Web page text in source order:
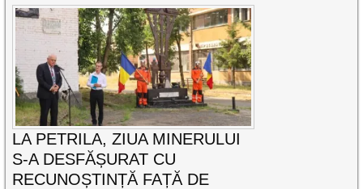
LA PETRILA, ZIUA MINERULUI
S-A DESFĂȘURAT CU
RECUNOȘTINȚĂ FAȚĂ DE